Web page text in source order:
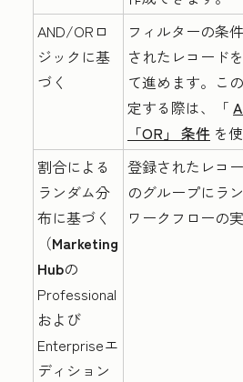
AND/ORロ
ジックに基
づく
フィルターの条
されたレコード
て進めます。こ
定する際は、「
「OR」 条件 を
割合による
ランダム分
布に基づく
（Marketing
Hubの
Professional
および
Enterpriseエ
ディション
登録されたレコ
のグループにラ
ワークフローの